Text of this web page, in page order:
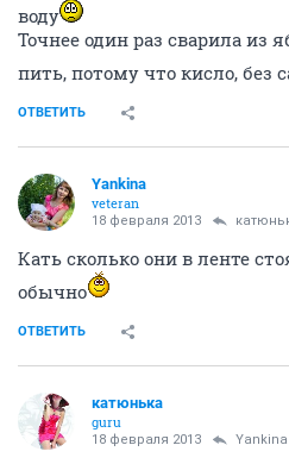
воду
Точнее один раз сварила из
пить, потому что кисло, без
ОТВЕТИТЬ
Yankina
veteran
18 февраля 2013
Кать сколько они в ленте
обычно
ОТВЕТИТЬ
катюнька
guru
18 февраля 2013 Yankina